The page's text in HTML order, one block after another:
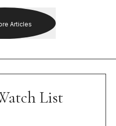
Articles
List